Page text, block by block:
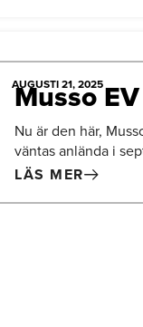
AUGUSTI 21, 2025
Musso
Nu är den här,
väntas anlända i
LÄS MER